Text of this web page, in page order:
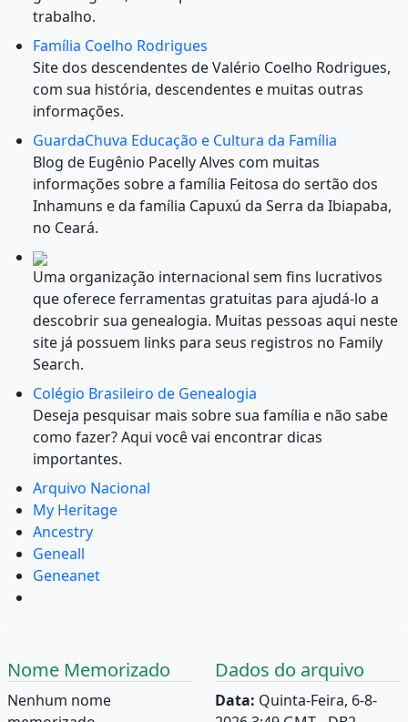
trabalho.
Família Coelho Rodrigues
Site dos descendentes de Valério Coelho Rodrigues,
com sua história, descendentes e muitas outras
informações.
GuardaChuva Educação e Cultura da Família
Blog de Eugênio Pacelly Alves com muitas
informações sobre a família Feitosa do sertão dos
Inhamuns e da família Capuxú da Serra da Ibiapaba,
no Ceará.
Uma organização internacional sem fins lucrativos
que oferece ferramentas gratuitas para ajudá-lo a
descobrir sua genealogia. Muitas pessoas aqui neste
site já possuem links para seus registros no Family
Search.
Colégio Brasileiro de Genealogia
Deseja pesquisar mais sobre sua família e não sabe
como fazer? Aqui você vai encontrar dicas
importantes.
Arquivo Nacional
My Heritage
Ancestry
Geneall
Geneanet
Nome Memorizado
Nenhum nome
Dados do arquivo
Data: Quinta-Feira, 6-8-